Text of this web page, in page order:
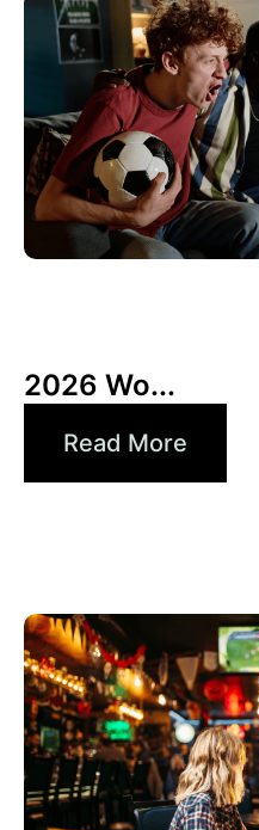
2026 Wo...
Read More